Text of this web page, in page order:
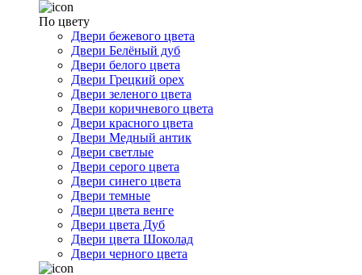
По цвету
Двери бежевого цвета
Двери Белёный дуб
Двери белого цвета
Двери Грецкий орех
Двери зеленого цвета
Двери коричневого цвета
Двери красного цвета
Двери Медный антик
Двери светлые
Двери серого цвета
Двери синего цвета
Двери темные
Двери цвета венге
Двери цвета Дуб
Двери цвета Шоколад
Двери черного цвета